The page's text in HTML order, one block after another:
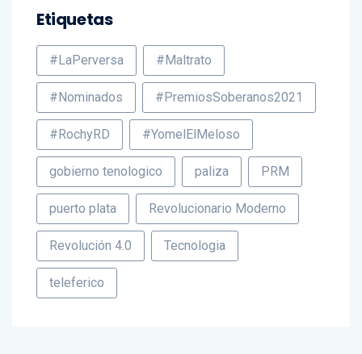
Etiquetas
#LaPerversa #Maltrato
#Nominados #PremiosSoberanos2021
#RochyRD #YomelElMeloso
gobierno tenologico paliza PRM
puerto plata Revolucionario Moderno
Revolución 4.0 Tecnologia
teleferico